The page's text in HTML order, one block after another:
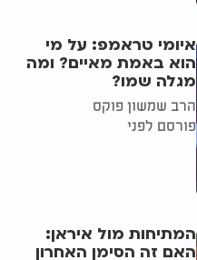
איומי טראמפ: על מי
הוא באמת מאיים? ומה
מגלה שמו?
הרב שמשון פוקס
פורסם לפני
המתיחות מול איראן:
האם זה הסימן האחרון